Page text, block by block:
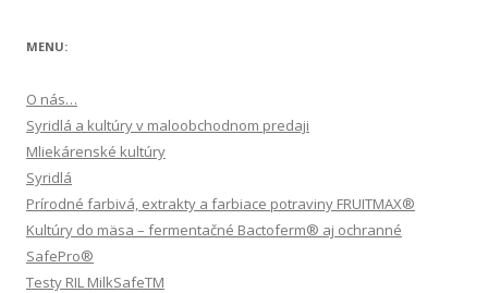
MENU:
O nás…
Syridlá a kultúry v maloobchodnom predaji
Mliekárenské kultúry
Syridlá
Prírodné farbivá, extrakty a farbiace potraviny FRUITMAX®
Kultúry do mäsa – fermentačné Bactoferm® aj ochranné
SafePro®
Testy RIL MilkSafeTM